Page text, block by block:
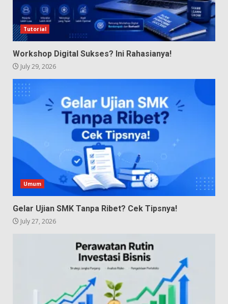
Tutorial
Workshop Digital Sukses? Ini Rahasianya!
July 29, 2026
Umum
Gelar Ujian SMK Tanpa Ribet? Cek Tipsnya!
July 27, 2026